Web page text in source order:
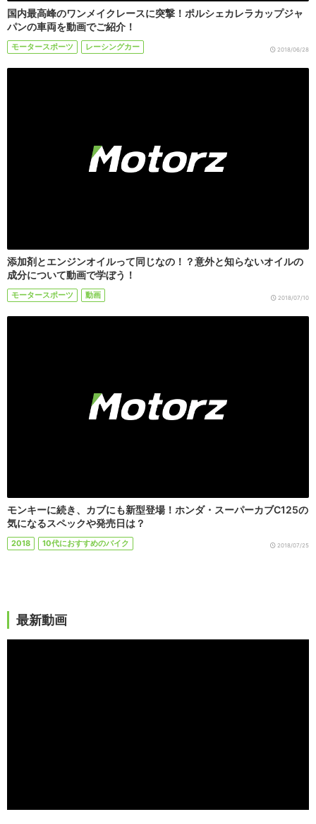
国内最高峰のワンメイクレースに突撃！ポルシェカレラカップジャ
パンの車両を動画でご紹介！
モータースポーツ レーシングカー 2018/06/28
添加剤とエンジンオイルって同じなの！？意外と知らないオイルの
成分について動画で学ぼう！
モータースポーツ 動画 2018/07/10
モンキーに続き、カブにも新型登場！ホンダ・スーパーカブC125の
気になるスペックや発売日は？
2018 10代におすすめのバイク 2018/07/25
最新動画